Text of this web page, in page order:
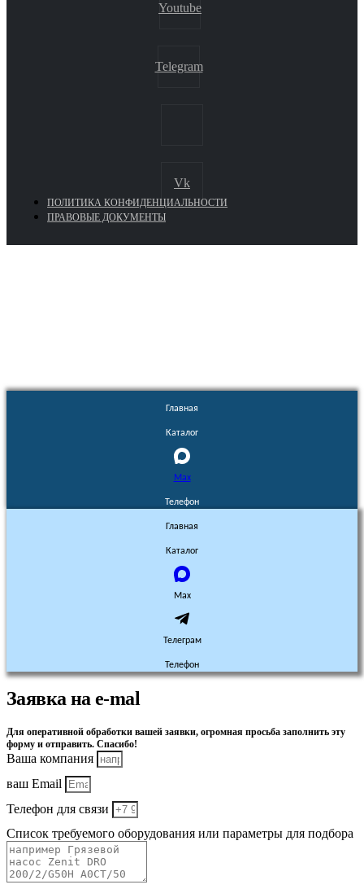
Youtube
Telegram
Vk
ПОЛИТИКА КОНФИДЕНЦИАЛЬНОСТИ
ПРАВОВЫЕ ДОКУМЕНТЫ
Главная
Каталог
Max
Телефон
Главная
Каталог
Max
Телеграм
Телефон
Заявка на e-mal
Для оперативной обработки вашей заявки, огромная просьба заполнить эту
форму и отправить. Спасибо!
Ваша компания
ваш Email
Телефон для связи
Список требуемого оборудования или параметры для подбора